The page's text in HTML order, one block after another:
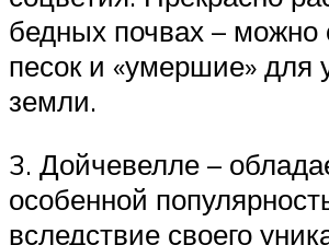
бедных почвах – можно
песок и «умершие» для
земли.
3. Дойчевелле –
особенной
вследствие своего